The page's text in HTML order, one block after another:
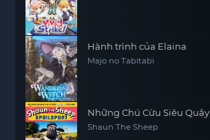
Hành trình của Elaina
Majo no Tabitabi
Những Chú Cừu Siêu Quậy
Shaun The Sheep